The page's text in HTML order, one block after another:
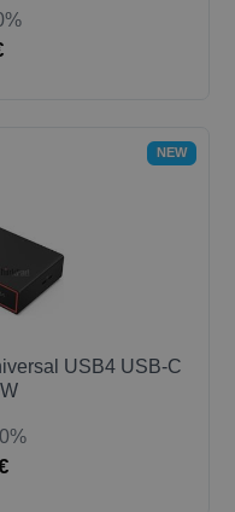
NEW
USB4 USB-C